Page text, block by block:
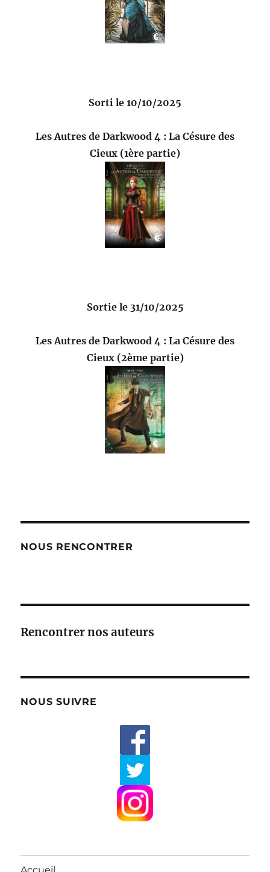
Sorti le 10/10/2025
Les Autres de Darkwood 4 : La Césure des
Cieux (1ère partie)
Sortie le 31/10/2025
Les Autres de Darkwood 4 : La Césure des
Cieux (2ème partie)
NOUS RENCONTRER
Rencontrer nos auteurs
NOUS SUIVRE